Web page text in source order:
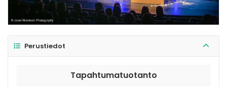
Perustiedot
Tapahtumatuotanto